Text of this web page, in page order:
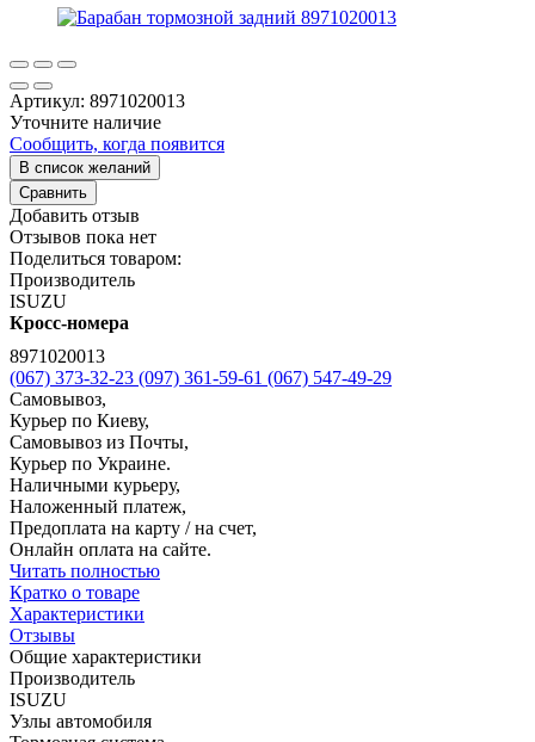
Артикул: 8971020013
Уточните наличие
Сообщить, когда появится
В список желаний
Сравнить
Добавить отзыв
Отзывов пока нет
Поделиться товаром:
Производитель
ISUZU
Кросс-номера
8971020013
(067) 373-32-23 (097) 361-59-61 (067) 547-49-29
Самовывоз,
Курьер по Киеву,
Самовывоз из Почты,
Курьер по Украине.
Наличными курьеру,
Наложенный платеж,
Предоплата на карту / на счет,
Онлайн оплата на сайте.
Читать полностью
Кратко о товаре
Характеристики
Отзывы
Общие характеристики
Производитель
ISUZU
Узлы автомобиля